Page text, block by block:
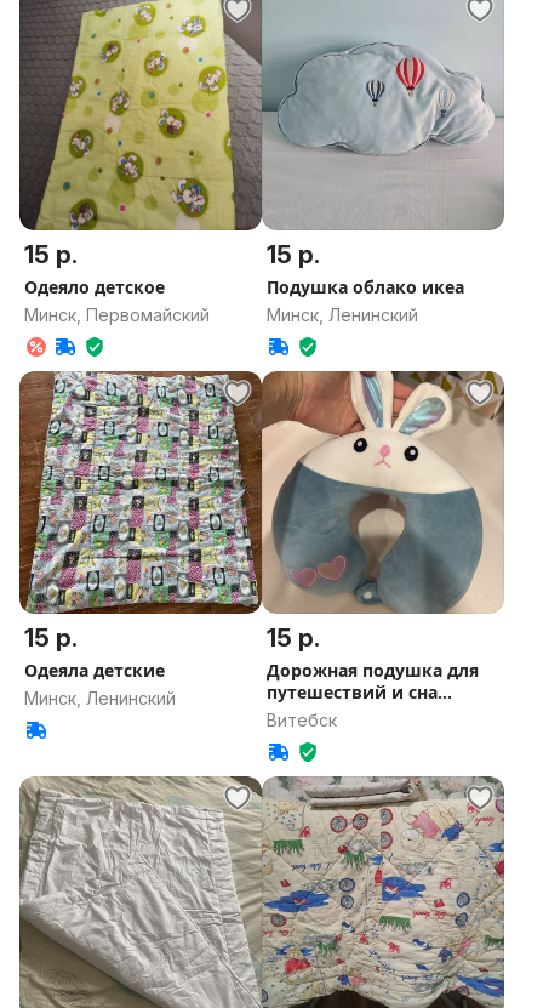
15 р.
Одеяло детское
Минск, Первомайский
15 р.
Подушка облако икеа
Минск, Ленинский
15 р.
Одеяла детские
Минск, Ленинский
15 р.
Дорожная подушка для
путешествий и сна
детская
Витебск